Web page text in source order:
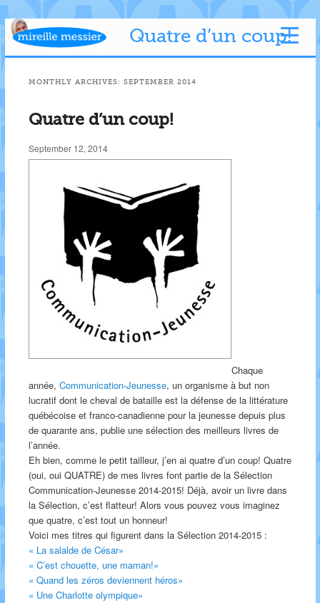
Quatre d’un coup!
MONTHLY ARCHIVES: SEPTEMBER 2014
Quatre d’un coup!
September 12, 2014
Chaque
année, Communication-Jeunesse, un organisme à but non
lucratif dont le cheval de bataille est la défense de la littérature
québécoise et franco-canadienne pour la jeunesse depuis plus
de quarante ans, publie une sélection des meilleurs livres de
l’année.
Eh bien, comme le petit tailleur, j’en ai quatre d’un coup! Quatre
(oui, oui QUATRE) de mes livres font partie de la Sélection
Communication-Jeunesse 2014-2015! Déjà, avoir un livre dans
la Sélection, c’est flatteur! Alors vous pouvez vous imaginez
que quatre, c’est tout un honneur!
Voici mes titres qui figurent dans la Sélection 2014-2015 :
« La salalde de César»
« C’est chouette, une maman!»
« Quand les zéros deviennent héros»
« Une Charlotte olympique»